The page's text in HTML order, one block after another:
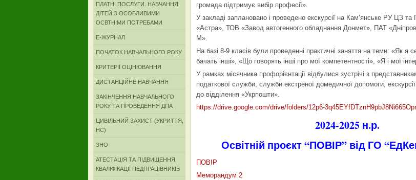
ПЛАТНІ ПОСЛУГИ. НАВЧАННЯ
ДІТЕЙ З ОСОБЛИВИМИ
ОСВТНІМИ ПОТРЕБАМИ
Е-ЖУРНАЛ
ПОЧАТОК НАВЧАЛЬНОГО РОКУ
КРИТЕРІЇ ОЦІНЮВАННЯ
ДИСТАНЦІЙНЕ НАВЧАННЯ
ЗАКІНЧЕННЯ НАВЧАЛЬНОГО
РОКУ ТА ПРОВЕДЕННЯ ДПА
ЦИВІЛЬНИЙ ЗАХИСТ (УКРИТТЯ,
НС)
ЗНО
АТЕСТАЦІЯ ТА ПІДВИЩЕННЯ
КВАЛІФІКАЦІЇ ПЕДПРАЦІВНИКІВ
громада підтримує вибір професії».
У закладі заплановано і проведено екскурсії на Кам’янське РУ ЦЗ
«Астра», ТОВ «Завод автогенного обладнання Донмет», ПАТ
М».
На базі 8-9 класів були проведенні практичні заняття на теми: «Як я
бачать інші», «Що говорять інші про мої компетентності», «Я і мої
У рамках місячника профорієнтації відбулися зустрічі з
податкової служби, служби екстреної домедичної допомоги,
до відділення «Укрпошти».
https://drive.google.com/drive/folders/12p6-
2024-2025 н.р.
Освітній проєкт “ПОВІР” від ГО
ПОВІР
Меморандум 2